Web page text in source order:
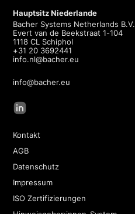
Hauptsitz Niederlande
Bacher Systems Netherlands B.V.
Evert van de Beekstraat 1-104
1118 CL Schiphol
+31 20 3692441
info.nl@bacher.eu
info@bacher.eu
Kontakt
AGB
Datenschutz
Impressum
ISO Zertifizierungen